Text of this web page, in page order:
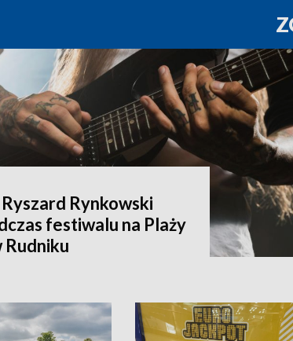
Rynkowski
festiwalu na Plaży